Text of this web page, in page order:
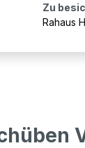
Zu
Rahaus